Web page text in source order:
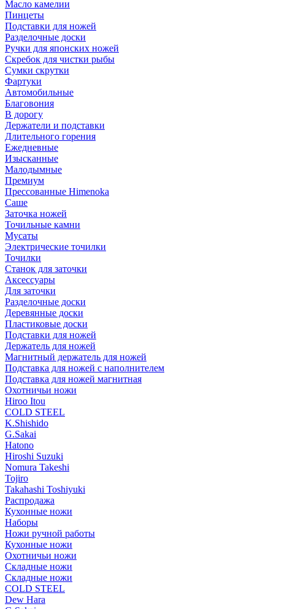
Масло камелии
Пинцеты
Подставки для ножей
Разделочные доски
Ручки для японских ножей
Скребок для чистки рыбы
Сумки скрутки
Фартуки
Автомобильные
Благовония
В дорогу
Держатели и подставки
Длительного горения
Ежедневные
Изысканные
Малодымные
Премиум
Прессованные Himenoka
Саше
Заточка ножей
Точильные камни
Мусаты
Электрические точилки
Точилки
Станок для заточки
Аксессуары
Для заточки
Разделочные доски
Деревянные доски
Пластиковые доски
Подставки для ножей
Держатель для ножей
Магнитный держатель для ножей
Подставка для ножей с наполнителем
Подставка для ножей магнитная
Охотничьи ножи
Hiroo Itou
COLD STEEL
K.Shishido
G.Sakai
Hatono
Hiroshi Suzuki
Nomura Takeshi
Tojiro
Takahashi Toshiyuki
Распродажа
Кухонные ножи
Наборы
Ножи ручной работы
Кухонные ножи
Охотничьи ножи
Складные ножи
Складные ножи
COLD STEEL
Dew Hara